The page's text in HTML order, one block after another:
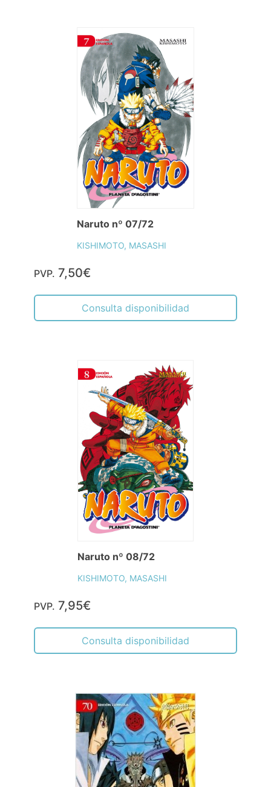
Naruto nº 07/72
KISHIMOTO, MASASHI
PVP. 7,50€
Consulta disponibilidad
Naruto nº 08/72
KISHIMOTO, MASASHI
PVP. 7,95€
Consulta disponibilidad